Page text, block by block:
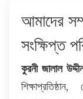
আমাদের
সংক্ষিপ্ত
কুরনী জালাল